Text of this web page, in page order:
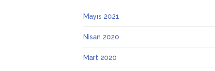
Mayıs 2021
Nisan 2020
Mart 2020